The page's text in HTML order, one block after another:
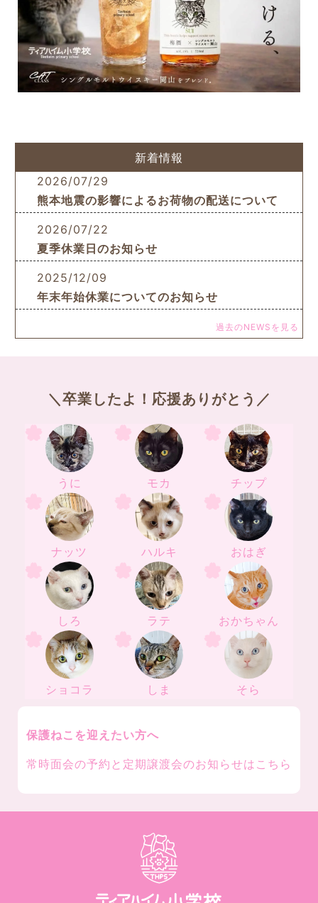
新着情報
2026/07/29
熊本地震の影響によるお荷物の配送について
2026/07/22
夏季休業日のお知らせ
2025/12/09
年末年始休業についてのお知らせ
過去のNEWSを見る
＼卒業したよ！応援ありがとう／
うに モカ チップ
ナッツ ハルキ おはぎ
しろ ラテ おかちゃん
ショコラ しま そら
保護ねこを迎えたい方へ
常時面会の予約と定期譲渡会のお知らせはこちら